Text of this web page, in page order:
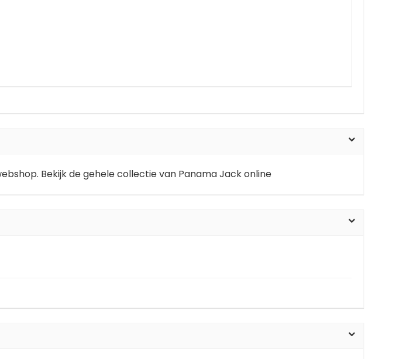
Bekijk de gehele collectie van Panama Jack online